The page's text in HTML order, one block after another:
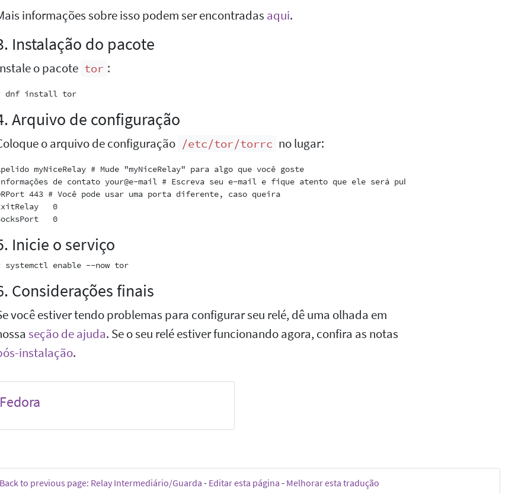
informações sobre isso podem ser encontradas aqui.
Instalação do pacote
o pacote tor :
# dnf install tor
Arquivo de configuração
o arquivo de configuração /etc/tor/torrc no lugar:
myNiceRelay # Mude "myNiceRelay" para algo que você goste
de contato your@e-mail # Escreva seu e-mail e fique atento que ele será publicado
443 # Você pode usar uma porta diferente, caso queira
0
SocksPort   0
Inicie o serviço
# systemctl enable --now tor
Considerações finais
você estiver tendo problemas para configurar seu relé, dê uma olhada em
seção de ajuda. Se o seu relé estiver funcionando agora, confira as notas
instalação.
to previous page: Relay Intermediário/Guarda - Editar esta página - Melhorar esta tradução